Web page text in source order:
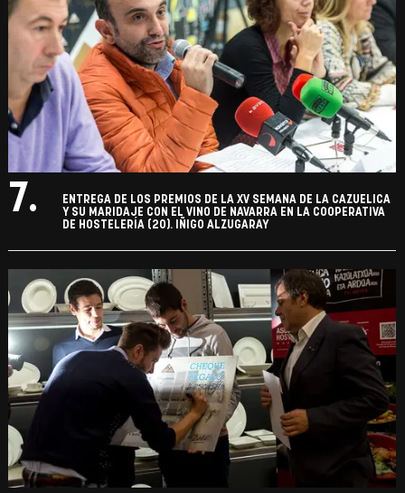
7.
ENTREGA DE LOS PREMIOS DE LA XV SEMANA DE LA CAZUELICA
Y SU MARIDAJE CON EL VINO DE NAVARRA EN LA COOPERATIVA
DE HOSTELERÍA (20). IÑIGO ALZUGARAY